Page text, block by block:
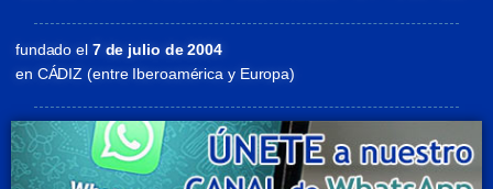
fundado el7 de julio de 2004
en CÁDIZ (entre Iberoamérica y Europa)